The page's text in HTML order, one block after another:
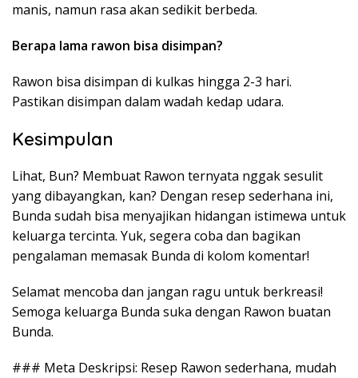
manis, namun rasa akan sedikit berbeda.
Berapa lama rawon bisa disimpan?
Rawon bisa disimpan di kulkas hingga 2-3 hari.
Pastikan disimpan dalam wadah kedap udara.
Kesimpulan
Lihat, Bun? Membuat Rawon ternyata nggak sesulit
yang dibayangkan, kan? Dengan resep sederhana ini,
Bunda sudah bisa menyajikan hidangan istimewa untuk
keluarga tercinta. Yuk, segera coba dan bagikan
pengalaman memasak Bunda di kolom komentar!
Selamat mencoba dan jangan ragu untuk berkreasi!
Semoga keluarga Bunda suka dengan Rawon buatan
Bunda.
### Meta Deskripsi: Resep Rawon sederhana, mudah